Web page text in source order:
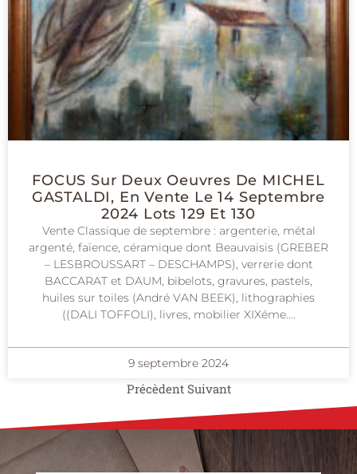
FOCUS Sur Deux Oeuvres De MICHEL
GASTALDI, En Vente Le 14 Septembre
2024 Lots 129 Et 130
Vente Classique de septembre : argenterie, métal
argenté, faïence, céramique dont Beauvaisis (GREBER
– LESBROUSSART – DESCHAMPS), verrerie dont
BACCARAT et DAUM, bibelots, gravures, pastels,
huiles sur toiles (André VAN BEEK), lithographies
((DALI TOFFOLI), livres, mobilier XIXéme….
9 septembre 2024
Précèdent Suivant